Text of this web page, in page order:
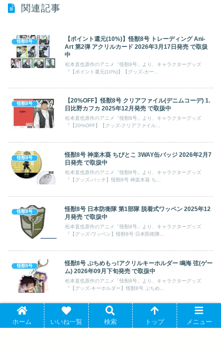
関連記事
怪獣8号
【ポイント還元(10%)】怪獣8号 トレーディング Ani-
Art 第2弾 アクリルカード 2026年3月17日発売 で取扱
中
松本直也原作のアニメ「怪獣8号」より、キャラクターグッズ
『【ポイント還元(10%)】【グッズ-カー...
怪獣8号
【20%OFF】怪獣8号 クリアファイル(デニムコーデ) 1.
日比野カフカ 2025年12月発売 で取扱中
松本直也原作のアニメ「怪獣8号」より、キャラクターグッズ
『【20%OFF】【グッズ-クリアファイル...
怪獣8号
怪獣8号 神楽木葵 ちびとこ 3WAY缶バッジ 2026年2月7
日発売 で取扱中
松本直也原作のアニメ「怪獣8号」より、キャラクターグッズ
『【グッズ-バッチ】怪獣8号 神楽木葵 ち...
怪獣8号
怪獣8号 日本防衛隊 第1部隊 脱着式ワッペン 2025年12
月発売 で取扱中
松本直也原作のアニメ「怪獣8号」より、キャラクターグッズ
『【グッズ-ワッペン】怪獣8号 日本防衛隊...
怪獣8号
怪獣8号 ぷちめもっ!アクリルキーホルダー 鳴海 弦(ゲー
ム) 2026年09月下旬発売 で取扱中
松本直也原作のアニメ「怪獣8号」より、キャラクターグッズ
『【グッズ-キーホルダー】怪獣8号 ぷちめ...
怪獣8号
怪獣8号 描き下ろし 四ノ宮キコル ハロウィンver. BIGア
クリルキーホルダー 2026年2月17日発売 で取扱中
ホーム いいね一覧 検索 トップ メニュー